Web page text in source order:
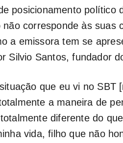
posicionamento político
não corresponde às suas
a emissora tem se
Silvio Santos, fundador
que eu vi no SBT
a maneira de
diferente do
vida, filho que não